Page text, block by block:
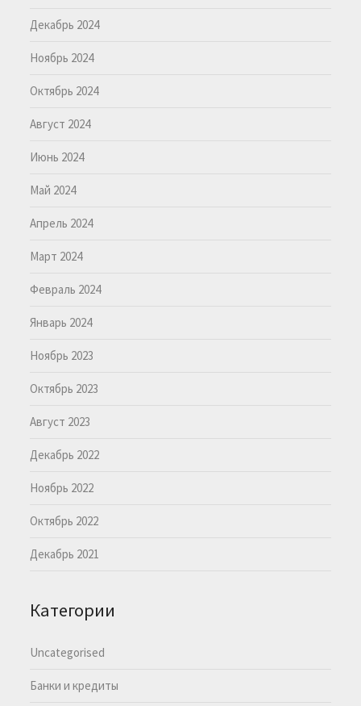
Декабрь 2024
Ноябрь 2024
Октябрь 2024
Август 2024
Июнь 2024
Май 2024
Апрель 2024
Март 2024
Февраль 2024
Январь 2024
Ноябрь 2023
Октябрь 2023
Август 2023
Декабрь 2022
Ноябрь 2022
Октябрь 2022
Декабрь 2021
Категории
Uncategorised
Банки и кредиты